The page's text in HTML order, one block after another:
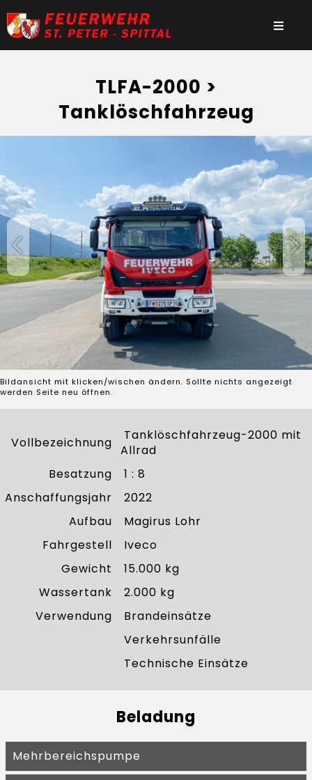
TLFA-2000 >
Tanklöschfahrzeug
Bildansicht mit klicken/wischen ändern. Sollte nichts angezeigt
werden Seite neu öffnen.
Vollbezeichnung
Tanklöschfahrzeug-2000 mit
Allrad
Besatzung
1 : 8
Anschaffungsjahr
2022
Aufbau
Magirus Lohr
Fahrgestell
Iveco
Gewicht
15.000 kg
Wassertank
2.000 kg
Verwendung
Brandeinsätze
Verkehrsunfälle
Technische Einsätze
Beladung
Mehrbereichspumpe